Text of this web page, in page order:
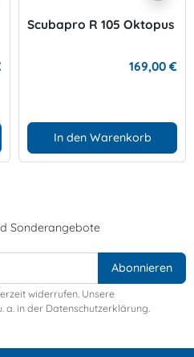
Scubapro R 105 Oktopus
169,00 €
In den Warenkorb
Sonderangebote
widerrufen. Unsere
a. in der Datenschutzerklärung.